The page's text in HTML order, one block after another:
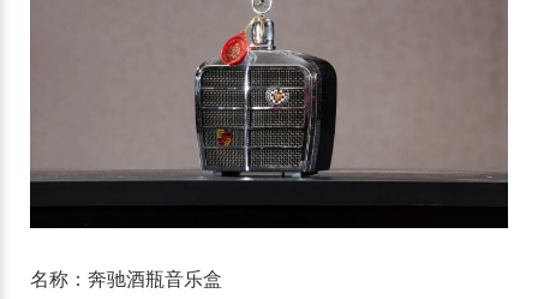
名称：奔驰酒瓶音乐盒